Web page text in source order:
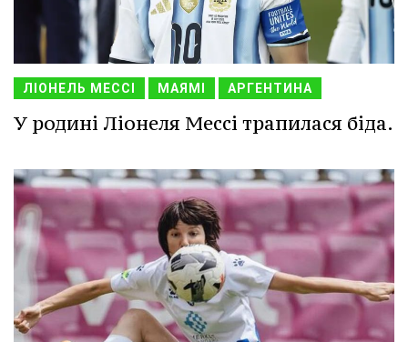
ЛІОНЕЛЬ МЕССІ МАЯМІ АРГЕНТИНА
У родині Ліонеля Мессі трапилася біда.